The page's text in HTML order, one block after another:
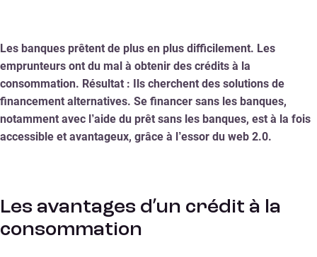
Les banques prêtent de plus en plus difficilement. Les
emprunteurs ont du mal à obtenir des crédits à la
consommation. Résultat : Ils cherchent des solutions de
financement alternatives. Se financer sans les banques,
notamment avec l’aide du prêt sans les banques, est à la fois
accessible et avantageux, grâce à l’essor du web 2.0.
Les avantages d’un crédit à la
consommation